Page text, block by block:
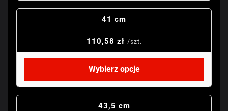
41 cm
110,58 zł /szt.
Wybierz opcje
43,5 cm